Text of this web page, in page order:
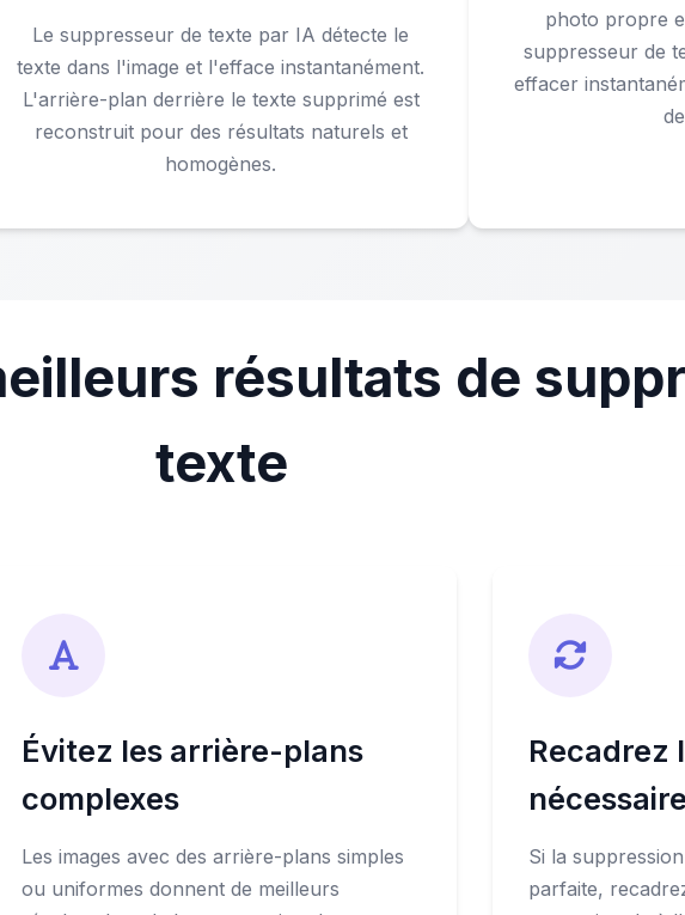
Le suppresseur de texte par IA détecte le
texte dans l'image et l'efface instantanément.
L'arrière-plan derrière le texte supprimé est
reconstruit pour des résultats naturels et
homogènes.
photo propre
suppresseur de
effacer
résultats de
texte
Évitez les arrière-plans
complexes
Les images avec des arrière-plans simples
ou uniformes donnent de meilleurs
Recadrez
nécessaire
Si la
parfaite,